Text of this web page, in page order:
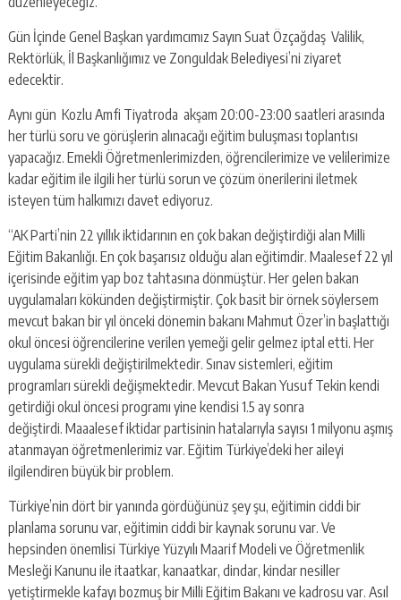
Gün İçinde Genel Başkan yardımcımız Sayın Suat Özçağdaş Valilik,
Rektörlük, İl Başkanlığımız ve Zonguldak Belediyesi’ni ziyaret
edecektir.
Aynı gün Kozlu Amfi Tiyatroda akşam 20:00-23:00 saatleri arasında
her türlü soru ve görüşlerin alınacağı eğitim buluşması toplantısı
yapacağız. Emekli Öğretmenlerimizden, öğrencilerimize ve velilerimize
kadar eğitim ile ilgili her türlü sorun ve çözüm önerilerini iletmek
isteyen tüm halkımızı davet ediyoruz.
“AK Parti’nin 22 yıllık iktidarının en çok bakan değiştirdiği alan Milli
Eğitim Bakanlığı. En çok başarısız olduğu alan eğitimdir. Maalesef 22 yıl
içerisinde eğitim yap boz tahtasına dönmüştür. Her gelen bakan
uygulamaları kökünden değiştirmiştir. Çok basit bir örnek söylersem
mevcut bakan bir yıl önceki dönemin bakanı Mahmut Özer’in başlattığı
okul öncesi öğrencilerine verilen yemeği gelir gelmez iptal etti. Her
uygulama sürekli değiştirilmektedir. Sınav sistemleri, eğitim
programları sürekli değişmektedir. Mevcut Bakan Yusuf Tekin kendi
getirdiği okul öncesi programı yine kendisi 1.5 ay sonra
değiştirdi. Maaalesef iktidar partisinin hatalarıyla sayısı 1 milyonu aşmış
atanmayan öğretmenlerimiz var. Eğitim Türkiye’deki her aileyi
ilgilendiren büyük bir problem.
Türkiye’nin dört bir yanında gördüğünüz şey şu, eğitimin ciddi bir
planlama sorunu var, eğitimin ciddi bir kaynak sorunu var. Ve
hepsinden önemlisi Türkiye Yüzyılı Maarif Modeli ve Öğretmenlik
Mesleği Kanunu ile itaatkar, kanaatkar, dindar, kindar nesiller
yetiştirmekle kafayı bozmuş bir Milli Eğitim Bakanı ve kadrosu var. Asıl